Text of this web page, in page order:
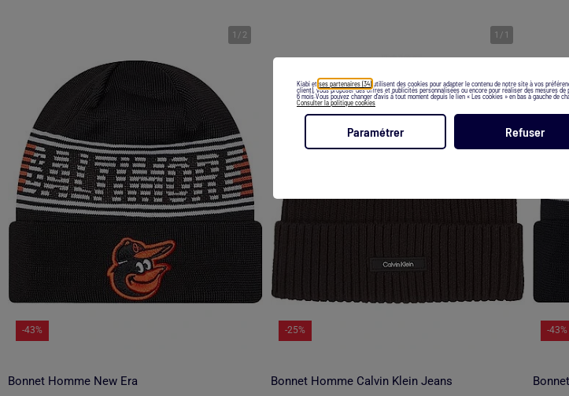
Kiabi et ses partenaires (34) utilisent des cookies pour adapter le contenu de notre site à vos
client), vous proposer des offres et publicités personnalisées ou encore pour réaliser des mesures
6 mois.Vous pouvez changer d’avis à tout moment depuis le lien « Les cookies » en bas à gauche de
Consulter la politique cookies
Paramétrer Refuser
1 / 2
-43%
Bonnet Homme New Era
1 / 1
-25%
Bonnet Homme Calvin Klein Jeans
-43%